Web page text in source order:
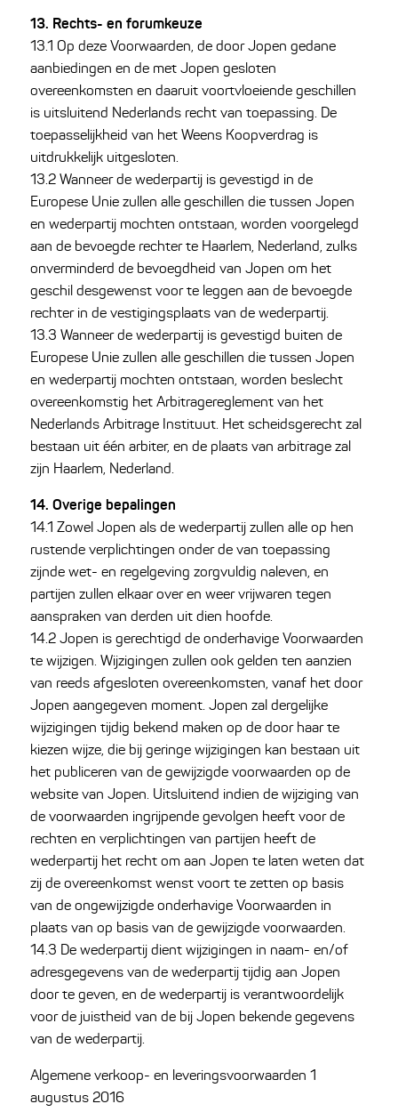
13. Rechts- en forumkeuze
13.1 Op deze Voorwaarden, de door Jopen gedane
aanbiedingen en de met Jopen gesloten
overeenkomsten en daaruit voortvloeiende geschillen
is uitsluitend Nederlands recht van toepassing. De
toepasselijkheid van het Weens Koopverdrag is
uitdrukkelijk uitgesloten.
13.2 Wanneer de wederpartij is gevestigd in de
Europese Unie zullen alle geschillen die tussen Jopen
en wederpartij mochten ontstaan, worden voorgelegd
aan de bevoegde rechter te Haarlem, Nederland, zulks
onverminderd de bevoegdheid van Jopen om het
geschil desgewenst voor te leggen aan de bevoegde
rechter in de vestigingsplaats van de wederpartij.
13.3 Wanneer de wederpartij is gevestigd buiten de
Europese Unie zullen alle geschillen die tussen Jopen
en wederpartij mochten ontstaan, worden beslecht
overeenkomstig het Arbitragereglement van het
Nederlands Arbitrage Instituut. Het scheidsgerecht zal
bestaan uit één arbiter, en de plaats van arbitrage zal
zijn Haarlem, Nederland.
14. Overige bepalingen
14.1 Zowel Jopen als de wederpartij zullen alle op hen
rustende verplichtingen onder de van toepassing
zijnde wet- en regelgeving zorgvuldig naleven, en
partijen zullen elkaar over en weer vrijwaren tegen
aanspraken van derden uit dien hoofde.
14.2 Jopen is gerechtigd de onderhavige Voorwaarden
te wijzigen. Wijzigingen zullen ook gelden ten aanzien
van reeds afgesloten overeenkomsten, vanaf het door
Jopen aangegeven moment. Jopen zal dergelijke
wijzigingen tijdig bekend maken op de door haar te
kiezen wijze, die bij geringe wijzigingen kan bestaan uit
het publiceren van de gewijzigde voorwaarden op de
website van Jopen. Uitsluitend indien de wijziging van
de voorwaarden ingrijpende gevolgen heeft voor de
rechten en verplichtingen van partijen heeft de
wederpartij het recht om aan Jopen te laten weten dat
zij de overeenkomst wenst voort te zetten op basis
van de ongewijzigde onderhavige Voorwaarden in
plaats van op basis van de gewijzigde voorwaarden.
14.3 De wederpartij dient wijzigingen in naam- en/of
adresgegevens van de wederpartij tijdig aan Jopen
door te geven, en de wederpartij is verantwoordelijk
voor de juistheid van de bij Jopen bekende gegevens
van de wederpartij.
Algemene verkoop- en leveringsvoorwaarden 1
augustus 2016